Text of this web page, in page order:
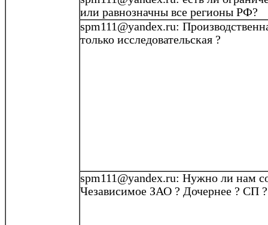
или равнозначны все регионы РФ?
spm111@yandex.ru:
только исследовательская ?
spm111@yandex.ru: Нужно ли нам
Чезависимое ЗАО ? Дочернее ? СП ?